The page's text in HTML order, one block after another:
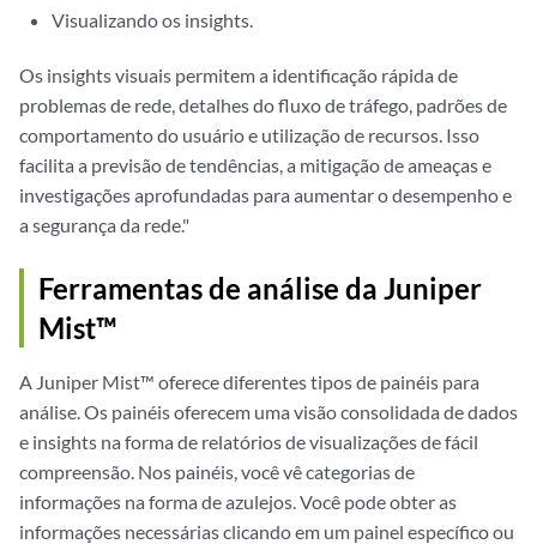
Visualizando os insights.
Os insights visuais permitem a identificação rápida de
problemas de rede, detalhes do fluxo de tráfego, padrões de
comportamento do usuário e utilização de recursos. Isso
facilita a previsão de tendências, a mitigação de ameaças e
investigações aprofundadas para aumentar o desempenho e
a segurança da rede."
Ferramentas de análise da Juniper
Mist™
A Juniper Mist™ oferece diferentes tipos de painéis para
análise. Os painéis oferecem uma visão consolidada de dados
e insights na forma de relatórios de visualizações de fácil
compreensão. Nos painéis, você vê categorias de
informações na forma de azulejos. Você pode obter as
informações necessárias clicando em um painel específico ou